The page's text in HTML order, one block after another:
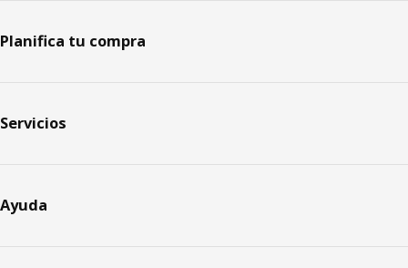
Planifica tu compra
Servicios
Ayuda